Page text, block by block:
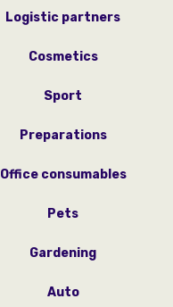
Logistic partners
Cosmetics
Sport
Preparations
Office consumables
Pets
Gardening
Auto